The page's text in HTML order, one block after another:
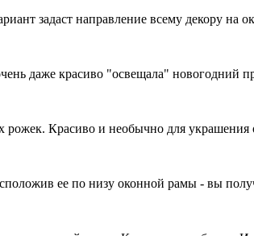
задаст направление всему декору на
даже красиво "освещала" новогодний
Красиво и необычно для украшения
ее по низу оконной рамы - вы